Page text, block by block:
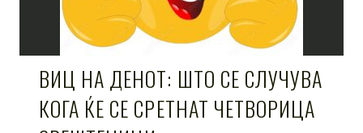
ВИЦ НА ДЕНОТ: ШТО СЕ СЛУЧУВА
КОГА ЌЕ СЕ СРЕТНАТ ЧЕТВОРИЦА